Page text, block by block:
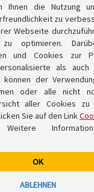
Warenkorb ist leer
Ihnen die Nutzung
zu
Webseite
optimieren.
und Cookies zur
als auch
der
oder alle nicht
aller Cookies
Sie auf den Link
OK
ABLEHNEN